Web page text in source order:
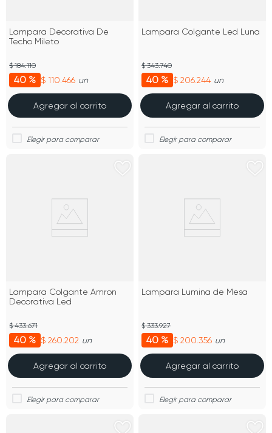
Lampara Decorativa De
Techo Mileto
40 % $ 110.466
$ 184.110
un
Agregar al carrito
Lampara Colgante Led Luna
40 % $ 206.244
$ 343.740
un
Agregar al carrito
Lampara Colgante Amron
Decorativa Led
40 % $ 260.202
$ 433.671
un
Agregar al carrito
Lampara Lumina de Mesa
40 % $ 200.356
$ 333.927
un
Agregar al carrito